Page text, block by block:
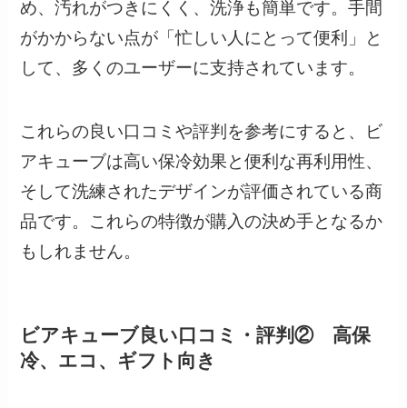
め、汚れがつきにくく、洗浄も簡単です。手間
がかからない点が「忙しい人にとって便利」と
して、多くのユーザーに支持されています。
これらの良い口コミや評判を参考にすると、ビ
アキューブは高い保冷効果と便利な再利用性、
そして洗練されたデザインが評価されている商
品です。これらの特徴が購入の決め手となるか
もしれません。
ビアキューブ良い口コミ・評判② 高保
冷、エコ、ギフト向き